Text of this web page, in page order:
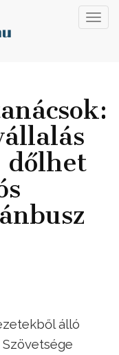
dőlhet
álló